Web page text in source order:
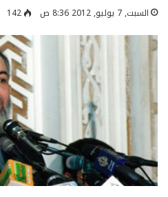
السبت, 7 يوليو, 2012 8:36 ص 142